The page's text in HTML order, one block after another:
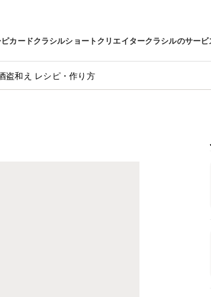
カードクラシルショートクリエイタークラシルのサービ
盗和え レシピ・作り方